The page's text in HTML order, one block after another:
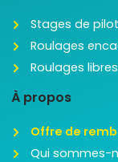
Stages de
Roulages
Roulages libres
À propos
Offre de
Qui sommes-